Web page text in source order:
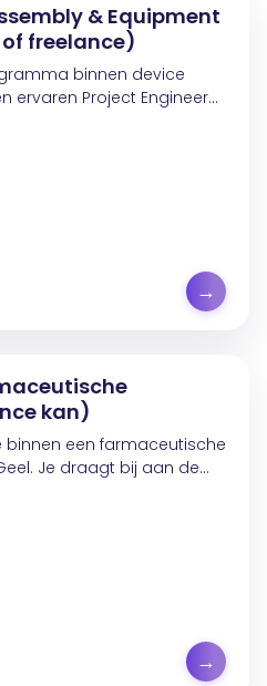
& Equipment
freelance)
binnen device
ervaren Project Engineer
en optimalisatie van
→
kan)
binnen een farmaceutische
Je draagt bij aan de
instrumentatie die
→